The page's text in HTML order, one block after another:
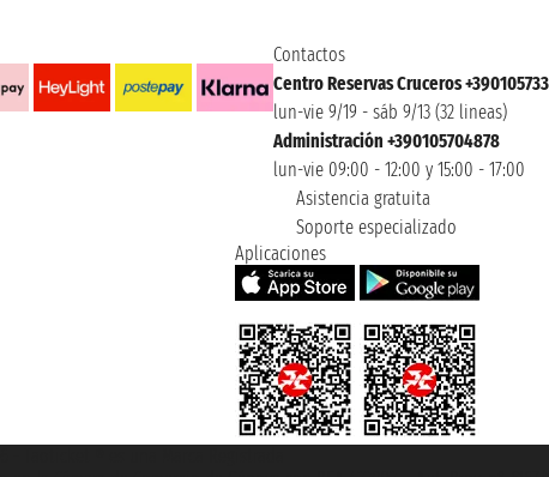
Contactos
Centro Reservas Cruceros
lun-vie 9/19 - sáb 9/13 (32 lineas)
Administración +390105704878
lun-vie 09:00 - 12:00 y 15:00 - 17:00
Asistencia gratuita
Soporte especializado
Aplicaciones